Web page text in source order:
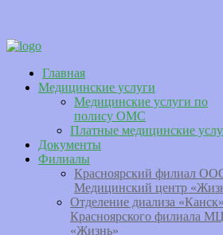
Главная
Медицинские услуги
Медицинские услуги по
полису ОМС
Платные медицинские
Документы
Филиалы
Красноярский филиал
Медицинский центр
Отделение диализа «Канск»
Красноярского филиала МЦ
«Жизнь»